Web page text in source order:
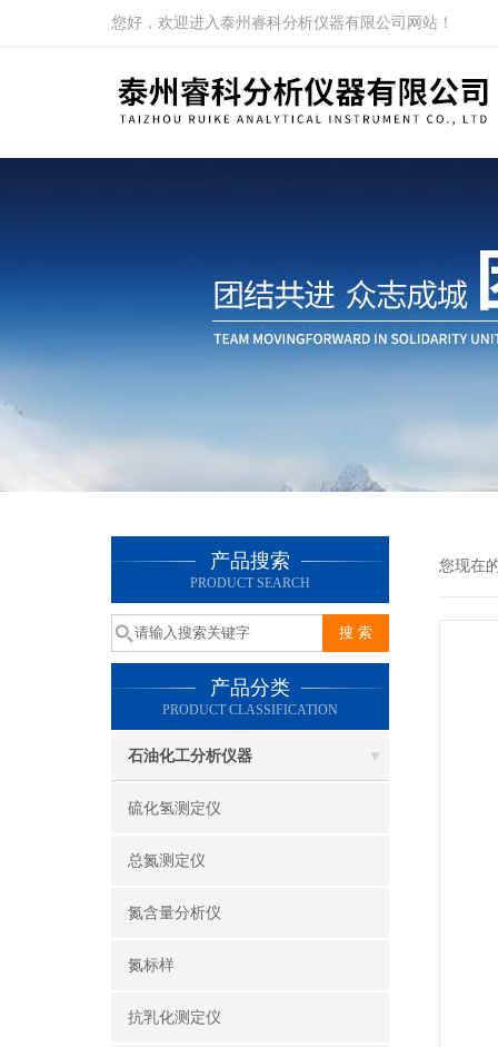
您好，欢迎进入泰州睿科分析仪器有限公司网站！
产品搜索
PRODUCT SEARCH
产品分类
PRODUCT CLASSIFICATION
石油化工分析仪器
硫化氢测定仪
总氮测定仪
氮含量分析仪
氮标样
抗乳化测定仪
您现在